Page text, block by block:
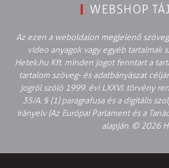
WEBSHOP
Az ezen a weboldalon megjelenő
video anyagok vagy egyéb tartalmak
Hetek.hu Kft. minden jogot fenntart a
tartalom szöveg- és adatbányászat
jogról szóló 1999. évi LXXVI. törvény
35/A. § (1) paragrafusa és a digitális
irányelv (Az Európai Parlament és a
alapján. © 2026